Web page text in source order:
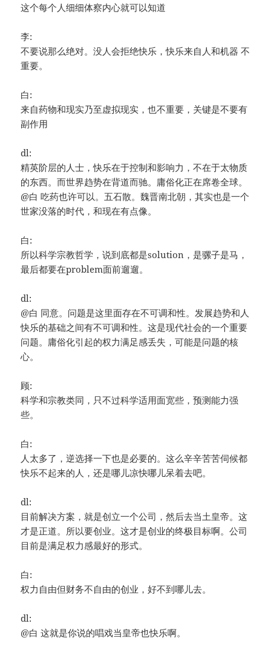
这个每个人细细体察内心就可以知道
李:
不要说那么绝对。没人会拒绝快乐，快乐来自人和机器 不
重要。
白:
来自药物和现实乃至虚拟现实，也不重要，关键是不要有
副作用
dl:
精英阶层的人士，快乐在于控制和影响力，不在于太物质
的东西。而世界趋势在背道而驰。庸俗化正在席卷全球。
@白 吃药也许可以。五石散。魏晋南北朝，其实也是一个
世家没落的时代，和现在有点像。
白:
所以科学宗教哲学，说到底都是solution，是骡子是马，
最后都要在problem面前遛遛。
dl:
@白 同意。问题是这里面存在不可调和性。发展趋势和人
快乐的基础之间有不可调和性。这是现代社会的一个重要
问题。庸俗化引起的权力满足感丢失，可能是问题的核
心。
顾:
科学和宗教类同，只不过科学适用面宽些，预测能力强
些。
白:
人太多了，逆选择一下也是必要的。这么辛辛苦苦伺候都
快乐不起来的人，还是哪儿凉快哪儿呆着去吧。
dl:
目前解决方案，就是创立一个公司，然后去当土皇帝。这
才是正道。所以要创业。这才是创业的终极目标啊。公司
目前是满足权力感最好的形式。
白:
权力自由但财务不自由的创业，好不到哪儿去。
dl:
@白 这就是你说的唱戏当皇帝也快乐啊。